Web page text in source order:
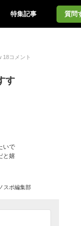
特集記事 質問
18コメント
す
いで
と嬉
スポ編集部